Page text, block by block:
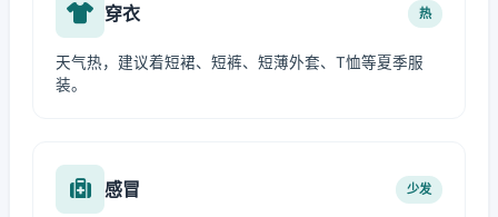
穿衣 热
天气热，建议着短裙、短裤、短薄外套、T恤等夏季服
装。
感冒 少发